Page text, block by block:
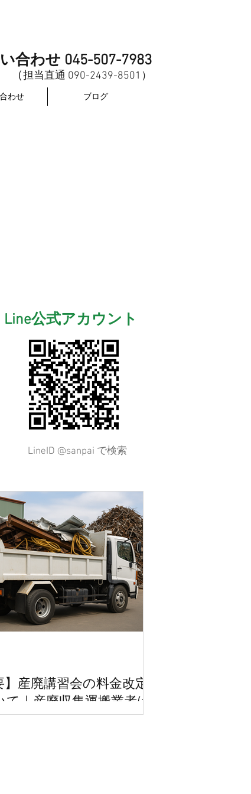
合わせ 045-507-7983
（担当直通 090-2439-8501 ​）
わせ ブログ
Line公式アカウント
LineID @sanpai で検索
】産廃講習会の料金改定
て｜産廃収集運搬業者は